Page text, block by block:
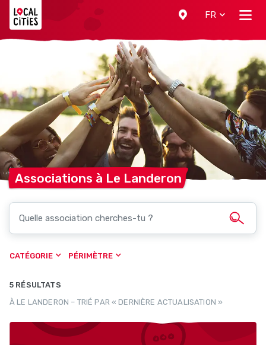
FR
Associations à Le Landeron
CATÉGORIE PÉRIMÈTRE
5 RÉSULTATS
À LE LANDERON – TRIÉ PAR « DERNIÈRE ACTUALISATION »